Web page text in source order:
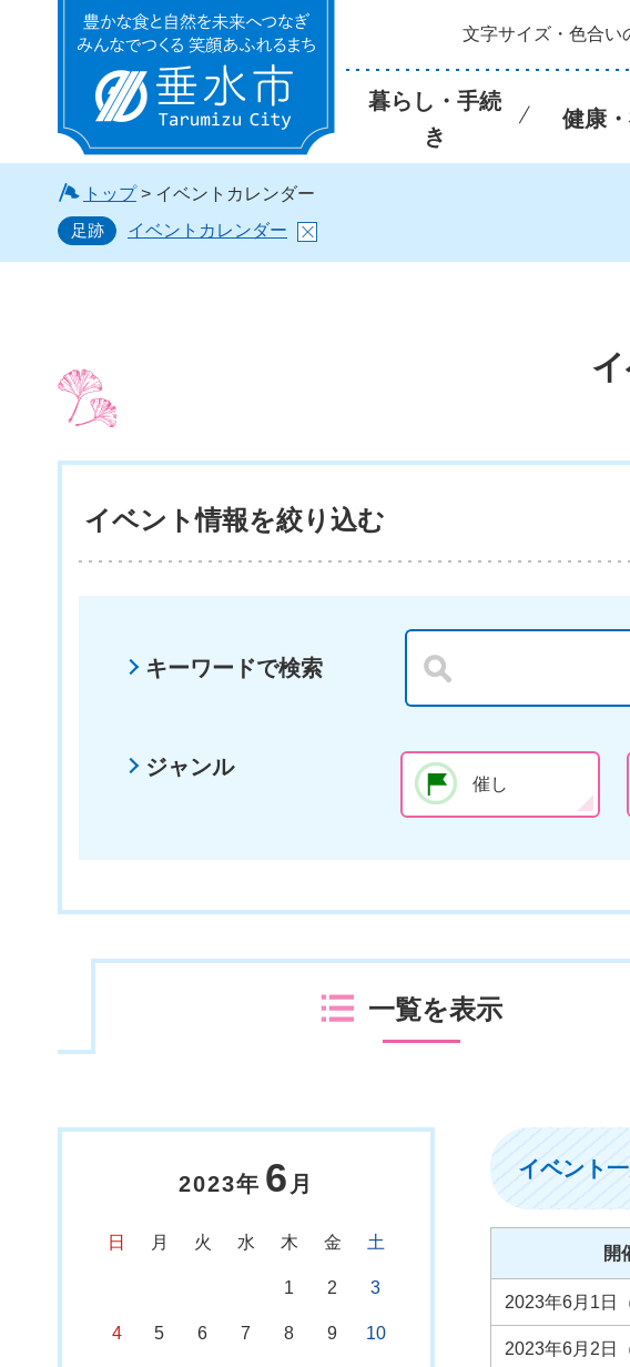
垂水市 文字サイズ・色合い
暮らし・手続
き
健康
トップ> イベントカレンダー
足跡
イベントカレンダー
イベント情報を絞り込む
キーワードで検索
ジャンル
催し
一覧を表示
2023年 6 月
日 月 火 水 木 金 土
1 2 3
4 5 6 7 8 9 10
イベント
開
2023年6月1日
2023年6月2日